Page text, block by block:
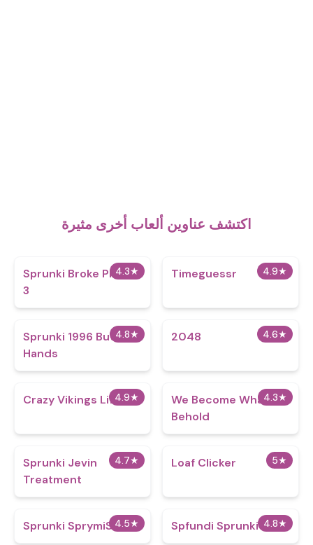
اكتشف عناوين ألعاب أخرى مثيرة
4.3★
Sprunki Broke Phase
3
4.9★
Timeguessr
4.8★
Sprunki 1996 But with
Hands
4.6★
2048
4.9★
Crazy Vikings Life 4.3★
We Become What We
Behold
4.7★
Sprunki Jevin
Treatment
5★
Loaf Clicker
4.5★
Sprunki SprymiS 4.8★
Spfundi Sprunki